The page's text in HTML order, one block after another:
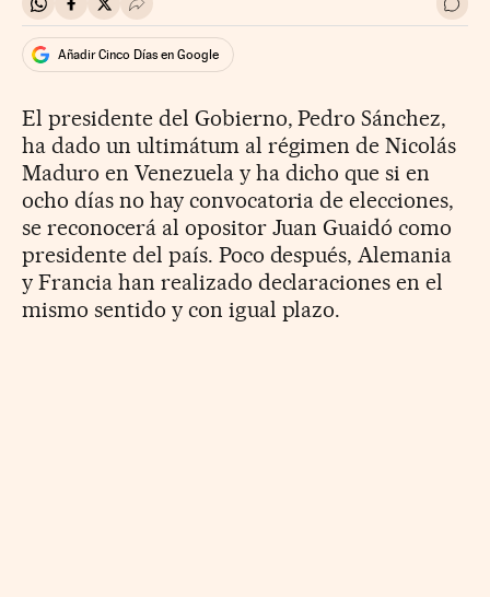
Compartir en Whatsapp
Compartir en Facebook
Compartir en Twitter
Desplegar Redes Sociales Ir a
Añadir Cinco Días en Google
El presidente del Gobierno, Pedro Sánchez,
ha dado un ultimátum al régimen de Nicolás
Maduro en Venezuela y ha dicho que si en
ocho días no hay convocatoria de elecciones,
se reconocerá al opositor Juan Guaidó como
presidente del país. Poco después, Alemania
y Francia han realizado declaraciones en el
mismo sentido y con igual plazo.